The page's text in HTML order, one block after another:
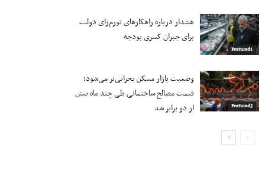
Featured1
هشدار درباره راهکارهای تورم‌زای دولت
برای جبران کسری بودجه
Featured2
وضعیت بازار مسکن بحرانی‌تر می‌شود؛
قیمت مصالح ساختمانی طی چند ماه بیش
از دو برابر شد